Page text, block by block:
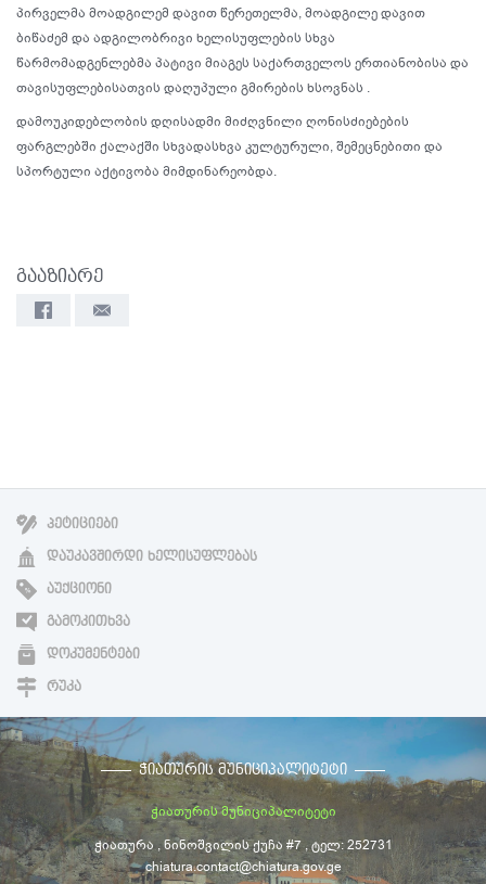
პირველმა მოადგილემ დავით წერეთელმა, მოადგილე დავით
ბიწაძემ და ადგილობრივი ხელისუფლების სხვა
წარმომადგენლებმა პატივი მიაგეს საქართველოს ერთიანობისა და
თავისუფლებისათვის დაღუპული გმირების ხსოვნას .
დამოუკიდებლობის დღისადმი მიძღვნილი ღონისძიებების
ფარგლებში ქალაქში სხვადასხვა კულტურული, შემეცნებითი და
სპორტული აქტივობა მიმდინარეობდა.
გააზიარე
ᲞᲔᲢᲘᲪᲘᲔᲑᲘ
ᲓᲐᲣᲙᲐᲕᲨᲘᲠᲓᲘ ᲮᲔᲚᲘᲡᲣᲤᲚᲔᲑᲐᲡ
ᲐᲣᲥᲪᲘᲝᲜᲘ
ᲒᲐᲛᲝᲙᲘᲗᲮᲕᲐ
ᲓᲝᲙᲣᲛᲔᲜᲢᲔᲑᲘ
ᲠᲣᲙᲐ
ᲭᲘᲐᲗᲣᲠᲘᲡ ᲛᲣᲜᲘᲪᲘᲞᲐᲚᲘᲢᲔᲢᲘ
ჭიათურის მუნიციპალიტეტი
ჭიათურა , ნინოშვილის ქუჩა #7 , ტელ: 252731
chiatura.contact@chiatura.gov.ge